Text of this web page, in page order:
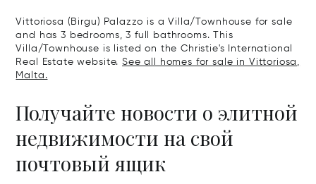
Vittoriosa (Birgu) Palazzo is a Villa/Townhouse for sale
and has 3 bedrooms, 3 full bathrooms. This
Villa/Townhouse is listed on the Christie's International
Real Estate website.See all homes for sale in Vittoriosa,
Malta.
Получайте новости о элитной
недвижимости на свой
почтовый ящик